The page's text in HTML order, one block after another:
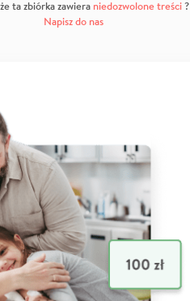
ta zbiórka zawiera niedozwolone treści?
Napisz do nas